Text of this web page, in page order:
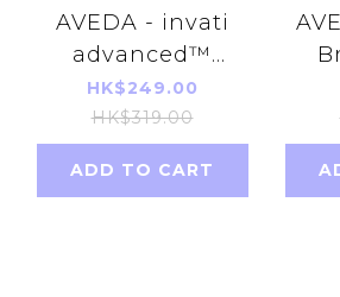
AVEDA - invati
advanced™
Thickening
Conditioner 200ml
(Reduces Hair
Loss)
HK$249.00
HK$319.00
ADD TO CART